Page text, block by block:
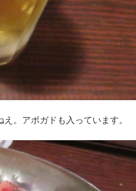
。アボガドも入っています。